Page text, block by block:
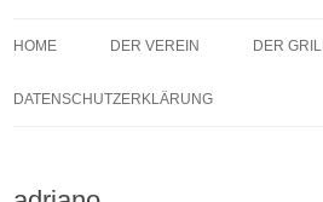
HOME DER VEREIN DER
DATENSCHUTZERKLÄRUNG